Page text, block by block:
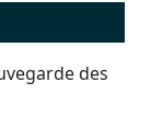
des